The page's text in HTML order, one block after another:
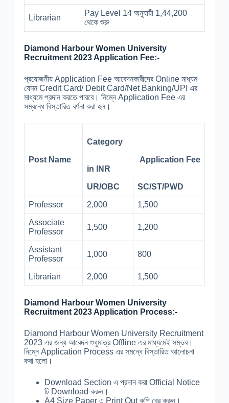
Librarian
Pay Level 14 অনুযায়ী 1,44,200
থেকে শুরু
Diamond Harbour Women University
Recruitment 2023 Application Fee:-
প্রয়োজনীয় Application Fee আবেদনকারীদের Online মাধ্যম
যেমন Credit Card/ Debit Card/Net Banking/UPI এর
মাধ্যমে প্রদান করতে পারবে। নিম্নে Application Fee এর
সম্বন্ধে বিস্তারিত বর্ণনা করা হল।
Post Name
Category
Application Fee
in INR
UR/OBC SC/ST/PWD
Professor 2,000 1,500
Associate
Professor
1,500 1,200
Assistant
Professor
1,000 800
Librarian 2,000 1,500
Diamond Harbour Women University
Recruitment 2023 Application Process:-
Diamond Harbour Women University Recruitment
2023 এর জন্য আবেদন শুধুমাত্র Offline এর মাধ্যমেই সম্ভব।
নিম্নে Application Process এর সমন্ধে বিস্তারিত আলোচনা
করা হলো।
Download Section এ প্রদান করা Official Notice
টি Download করুন।
A4 Size Paper এ Print Out কপি বের করুন।